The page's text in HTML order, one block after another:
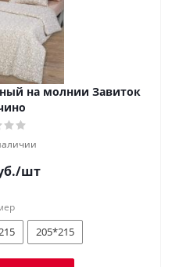
на молнии Завиток
/шт
205*215